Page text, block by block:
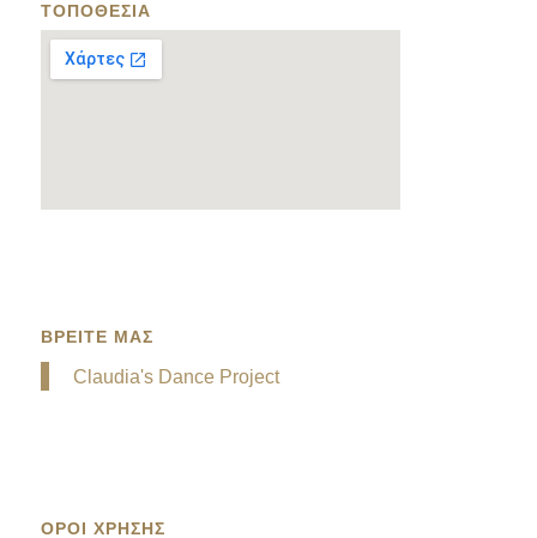
ΤΟΠΟΘΕΣΙΑ
ΒΡΕΙΤΕ ΜΑΣ
Claudia's Dance Project
ΟΡΟΙ ΧΡΗΣΗΣ